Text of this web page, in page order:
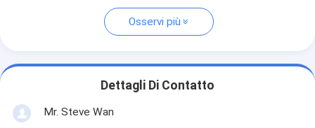
Osservi più
Dettagli Di Contatto
Mr. Steve Wan